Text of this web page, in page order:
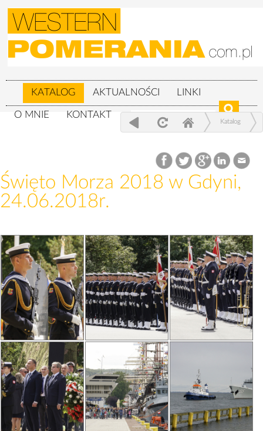
KATALOG AKTUALNOŚCI LINKI
O MNIE KONTAKT
Katalog
Święto Morza 2018 w Gdyni, 24.06.2018r.
Święto Morza 2018 w Gdyni,
24.06.2018r.